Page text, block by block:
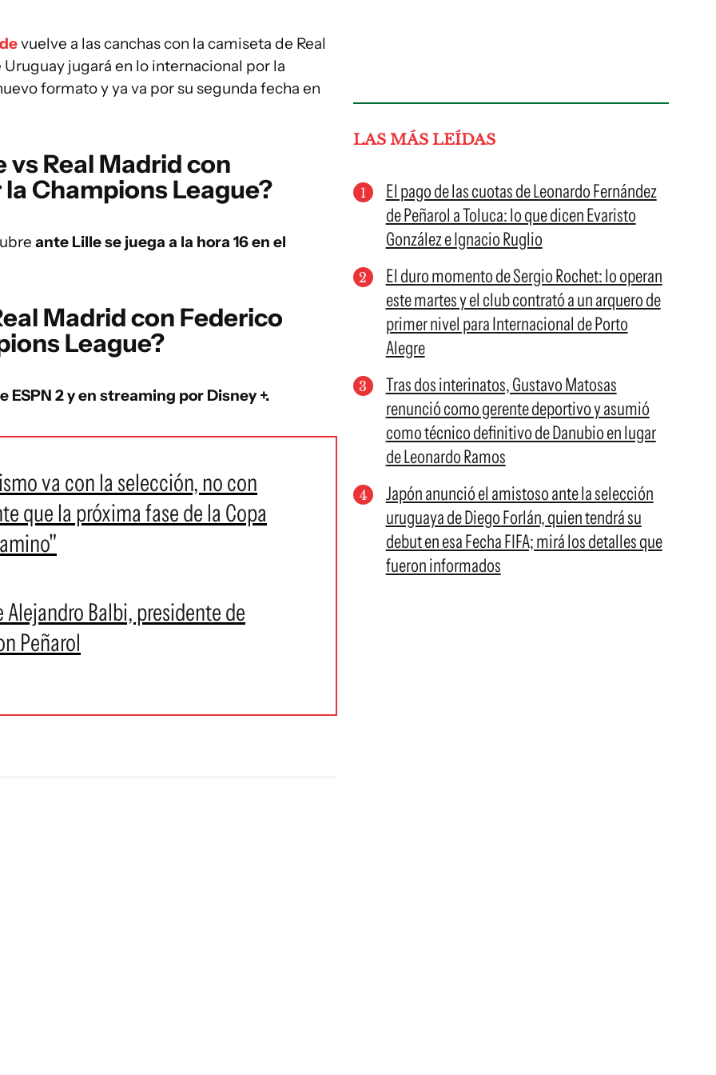
vuelve a las canchas con la camiseta de Real
jugará en lo internacional por la
formato y ya va por su segunda fecha en
vs Real Madrid con
Champions League?
ante Lille se juega a la hora 16 en el
Madrid con Federico
League?
ESPN 2 y en streaming por Disney +.
va con la selección, no con
que la próxima fase de la Copa
Alejandro Balbi, presidente de
Peñarol
LAS MÁS LEÍDAS
El pago de las cuotas de Leonardo Fernández
de Peñarol a Toluca: lo que dicen Evaristo
González e Ignacio Ruglio
El duro momento de Sergio Rochet: lo operan
este martes y el club contrató a un arquero de
primer nivel para Internacional de Porto
Alegre
Tras dos interinatos, Gustavo Matosas
renunció como gerente deportivo y asumió
como técnico definitivo de Danubio en lugar
de Leonardo Ramos
Japón anunció el amistoso ante la selección
uruguaya de Diego Forlán, quien tendrá su
debut en esa Fecha FIFA; mirá los detalles que
fueron informados